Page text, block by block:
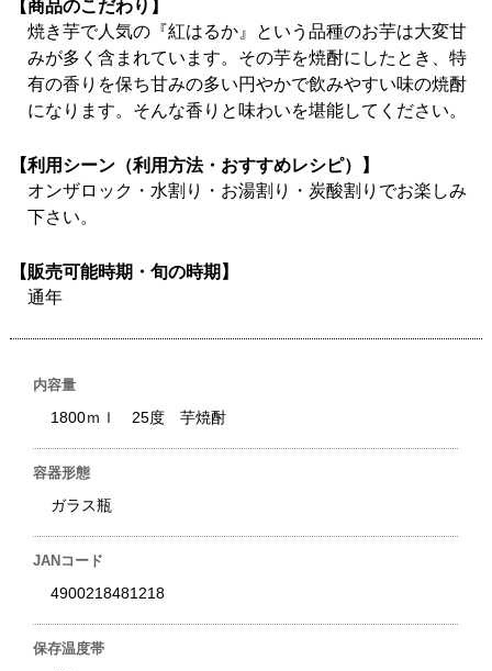
【商品のこだわり】
焼き芋で人気の『紅はるか』という品種のお芋は大変甘
みが多く含まれています。その芋を焼酎にしたとき、特
有の香りを保ち甘みの多い円やかで飲みやすい味の焼酎
になります。そんな香りと味わいを堪能してください。
【利用シーン（利用方法・おすすめレシピ）】
オンザロック・水割り・お湯割り・炭酸割りでお楽しみ
下さい。
【販売可能時期・旬の時期】
通年
内容量
1800ｍｌ 25度 芋焼酎
容器形態
ガラス瓶
JANコード
4900218481218
保存温度帯